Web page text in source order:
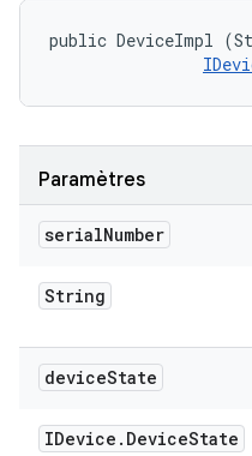
public DeviceImpl
Paramètres
serialNumber
String
deviceState
IDevice . DeviceState